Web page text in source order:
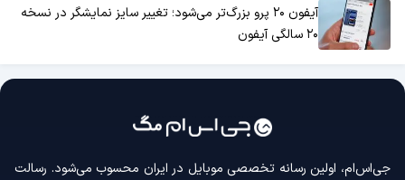
آیفون ۲۰ پرو بزرگ‌تر می‌شود؛ تغییر سایز نمایشگر در نسخه
۲۰ سالگی آیفون
جی‌اس‌ام، اولین رسانه‌ تخصصی موبایل در ایران محسوب می‌شود. رسالت